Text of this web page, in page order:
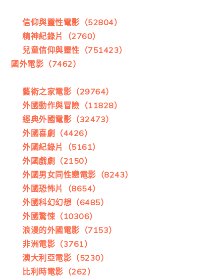
信仰與靈性電影（52804）
精神紀錄片（2760）
兒童信仰與靈性（751423）
國外電影（7462）
藝術之家電影（29764）
外國動作與冒險（11828）
經典外國電影（32473）
外國喜劇（4426）
外國紀錄片（5161）
外國戲劇（2150）
外國男女同性戀電影（8243）
外國恐怖片（8654）
外國科幻幻想（6485）
外國驚悚（10306）
浪漫的外國電影（7153）
非洲電影（3761）
澳大利亞電影（5230）
比利時電影（262）